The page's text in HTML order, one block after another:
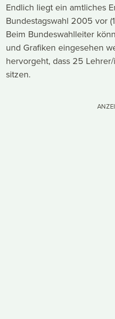
Endlich liegt ein amtliches
Bundestagswahl 2005 vor
Beim Bundeswahlleiter
und Grafiken eingesehen
hervorgeht, dass 25
sitzen.